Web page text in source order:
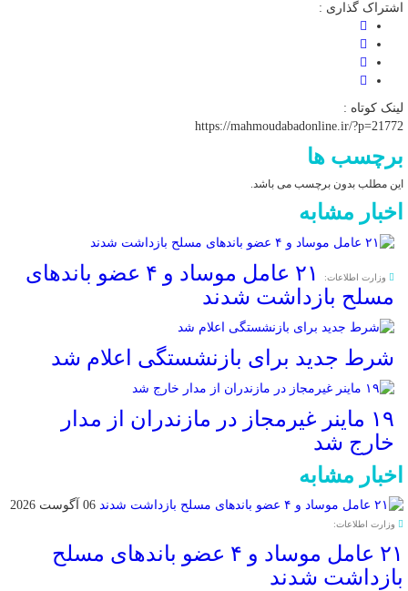
اشتراک گذاری :
لینک کوتاه :
https://mahmoudabadonline.ir/?p=21772
برچسب ها
این مطلب بدون برچسب می باشد.
اخبار مشابه
وزارت اطلاعات:
۲۱ عامل موساد و ۴ عضو باند‌های
مسلح بازداشت شدند
شرط جدید برای بازنشستگی اعلام شد
۱۹ ماینر غیرمجاز در مازندران از مدار
خارج شد
اخبار مشابه
06 آگوست 2026
وزارت اطلاعات:
۲۱ عامل موساد و ۴ عضو باند‌های مسلح
بازداشت شدند